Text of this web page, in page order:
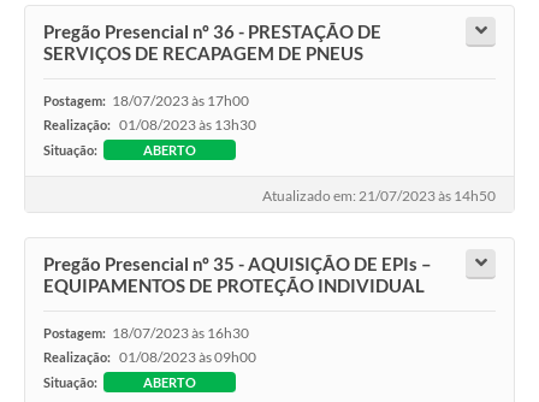
Pregão Presencial nº 36 - PRESTAÇÃO DE
SERVIÇOS DE RECAPAGEM DE PNEUS
Postagem: 18/07/2023 às 17h00
Realização: 01/08/2023 às 13h30
Situação: ABERTO
Atualizado em: 21/07/2023 às 14h50
Pregão Presencial nº 35 - AQUISIÇÃO DE EPIs –
EQUIPAMENTOS DE PROTEÇÃO INDIVIDUAL
Postagem: 18/07/2023 às 16h30
Realização: 01/08/2023 às 09h00
Situação: ABERTO